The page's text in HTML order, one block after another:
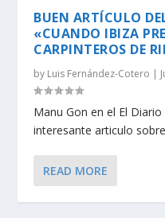
BUEN ARTÍCULO
«CUANDO IBIZA
CARPINTEROS DE
by Luis Fernández-Cotero |
Manu Gon en el El
interesante articulo
READ MORE